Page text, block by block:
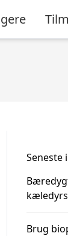
Seneste
Brug